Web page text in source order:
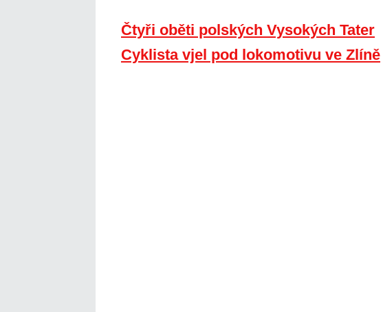
Čtyři oběti polských Vysokých Tater
Cyklista vjel pod lokomotivu ve Zlíně